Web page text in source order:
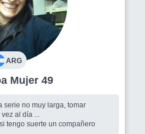
ARG
Córdoba Mujer 49
serie no muy larga, tomar
al día ...
tengo suerte un compañero